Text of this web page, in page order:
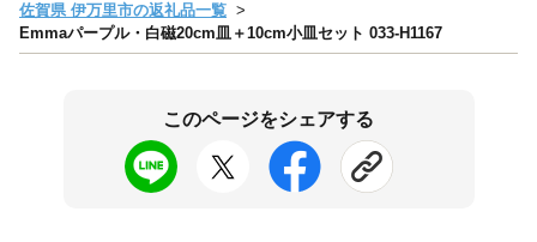
佐賀県 伊万里市の返礼品一覧
Emmaパープル・白磁20cm皿＋10cm小皿セット 033-H1167
このページをシェアする